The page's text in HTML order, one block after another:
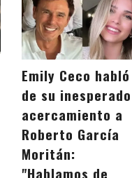
Emily Ceco habló
de su inesperado
acercamiento a
Roberto García
Moritán:
"Hablamos de